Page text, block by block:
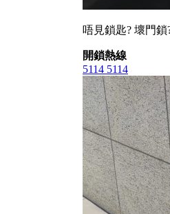
唔見鎖匙? 壞門鎖
開鎖熱線
5114 5114